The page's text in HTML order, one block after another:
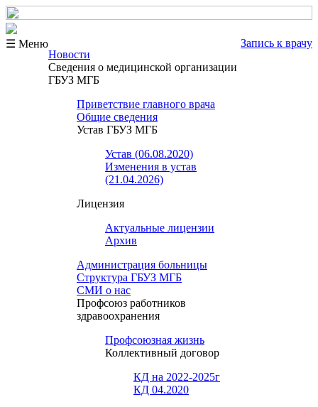
☰ Меню
Запись к врачу
Новости
Сведения о медицинской организации
ГБУЗ МГБ
Приветствие главного врача
Общие сведения
Устав ГБУЗ МГБ
Устав (06.08.2020)
Изменения в устав
(21.04.2026)
Лицензия
Актуальные лицензии
Архив
Администрация больницы
Структура ГБУЗ МГБ
СМИ о нас
Профсоюз работников
здравоохранения
Профсоюзная жизнь
Коллективный договор
КД на 2022-2025г
КД 04.2020